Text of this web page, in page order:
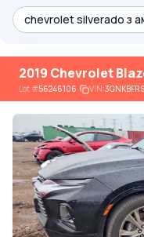
chevrolet silverado з
2019 Chevrolet
Lot#56246106 VIN: